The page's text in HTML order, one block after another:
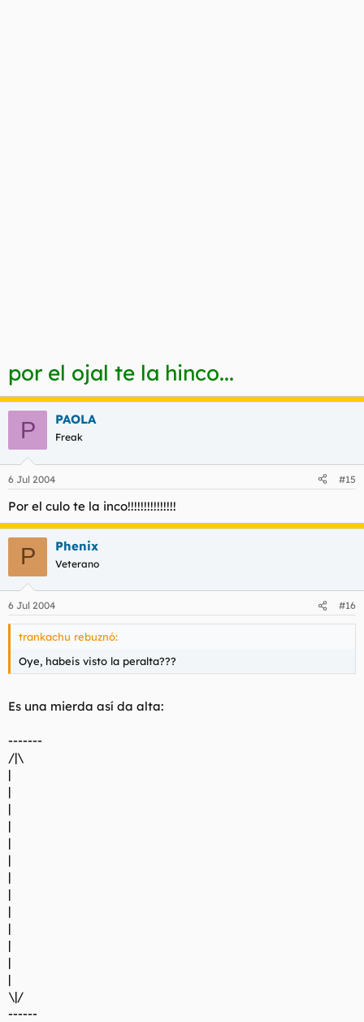
por el ojal te la hinco...
P PAOLA
Freak
6 Jul 2004 #15
Por el culo te la inco!!!!!!!!!!!!!!!
P Phenix
Veterano
6 Jul 2004 #16
trankachu rebuznó:
Oye, habeis visto la peralta???
Es una mierda así da alta:
-------
/|\
|
|
|
|
|
|
|
|
|
|
|
|
|
\|/
------